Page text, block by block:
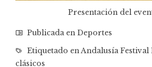
Presentación del
Publicada en Deportes
Etiquetado enAndalusía Festival
clásicos